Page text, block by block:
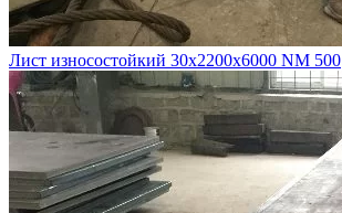
Лист износостойкий 30х2200х6000 NM 500